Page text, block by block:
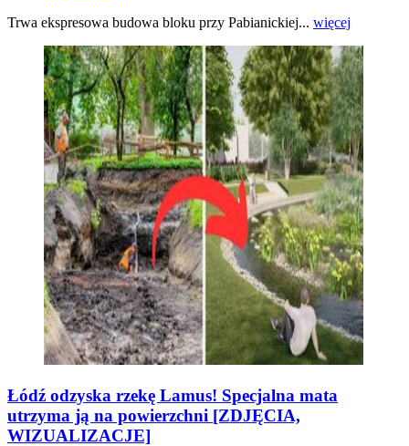
Trwa ekspresowa budowa bloku przy Pabianickiej... więcej
Łódź odzyska rzekę Lamus! Specjalna mata
utrzyma ją na powierzchni [ZDJĘCIA,
WIZUALIZACJE]